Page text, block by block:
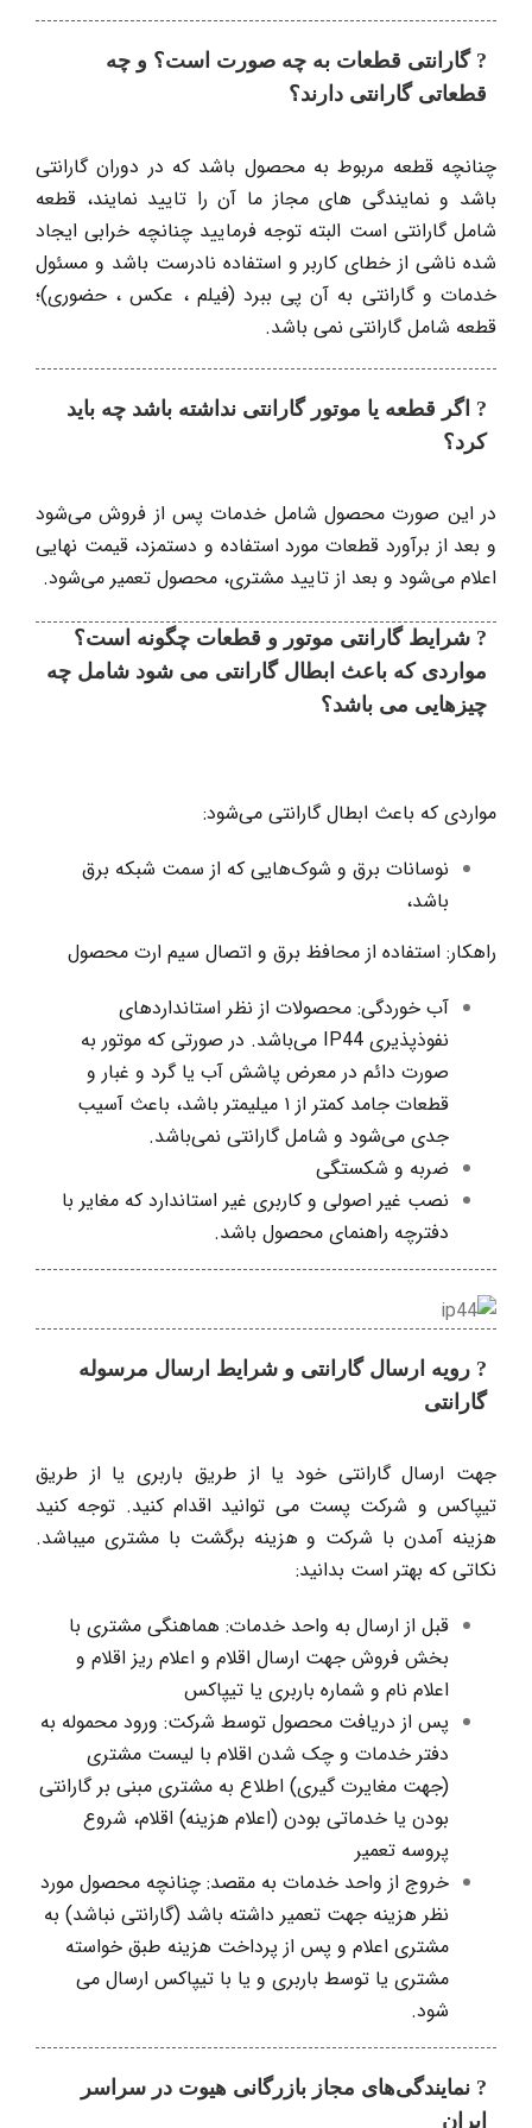
? گارانتی قطعات به چه صورت است؟ و چه
قطعاتی گارانتی دارند؟
چنانچه قطعه مربوط به محصول باشد که در دوران گارانتی
باشد و نمایندگی های مجاز ما آن را تایید نمایند، قطعه
شامل گارانتی است البته توجه فرمایید چنانچه خرابی ایجاد
شده ناشی از خطای کاربر و استفاده نادرست باشد و مسئول
خدمات و گارانتی به آن پی ببرد (فیلم ، عکس ، حضوری)؛
قطعه شامل گارانتی نمی باشد.
? اگر قطعه یا موتور گارانتی نداشته باشد چه باید
کرد؟
در این صورت محصول شامل خدمات پس از فروش می‌شود
و بعد از برآورد قطعات مورد استفاده و دستمزد، قیمت نهایی
اعلام می‌شود و بعد از تایید مشتری، محصول تعمیر می‌شود.
? شرایط گارانتی موتور و قطعات چگونه است؟
مواردی که باعث ابطال گارانتی می شود شامل چه
چیزهایی می باشد؟
مواردی که باعث ابطال گارانتی می‌شود:
نوسانات برق و شوک‌هایی که از سمت شبکه برق
باشد،
راهکار: استفاده از محافظ برق و اتصال سیم ارت محصول
آب خوردگی: محصولات از نظر استانداردهای
نفوذپذیری IP44 می‌باشد. در صورتی که موتور به
صورت دائم در معرض پاشش آب یا گرد و غبار و
قطعات جامد کمتر از ۱ میلیمتر باشد، باعث آسیب
جدی می‌شود و شامل گارانتی نمی‌باشد.
ضربه و شکستگی
نصب غیر اصولی و کاربری غیر استاندارد که مغایر با
دفترچه راهنمای محصول باشد.
? رویه ارسال گارانتی و شرایط ارسال مرسوله
گارانتی
جهت ارسال گارانتی خود یا از طریق باربری یا از طریق
تیپاکس و شرکت پست می توانید اقدام کنید. توجه کنید
هزینه آمدن با شرکت و هزینه برگشت با مشتری میباشد.
نکاتی که بهتر است بدانید:
قبل از ارسال به واحد خدمات: هماهنگی مشتری با
بخش فروش جهت ارسال اقلام و اعلام ریز اقلام و
اعلام نام و شماره باربری یا تیپاکس
پس از دریافت محصول توسط شرکت: ورود محموله به
دفتر خدمات و چک شدن اقلام با لیست مشتری
(جهت مغایرت گیری) اطلاع به مشتری مبنی بر گارانتی
بودن یا خدماتی بودن (اعلام هزینه) اقلام، شروع
پروسه تعمیر
خروج از واحد خدمات به مقصد: چنانچه محصول مورد
نظر هزینه جهت تعمیر داشته باشد (گارانتی نباشد) به
مشتری اعلام و پس از پرداخت هزینه طبق خواسته
مشتری یا توسط باربری و یا با تیپاکس ارسال می
شود.
? نمایندگی‌های مجاز بازرگانی هیوت در سراسر
ایران